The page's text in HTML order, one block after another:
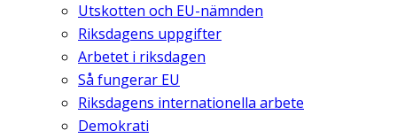
Utskotten och EU-nämnden
Riksdagens uppgifter
Arbetet i riksdagen
Så fungerar EU
Riksdagens internationella arbete
Demokrati